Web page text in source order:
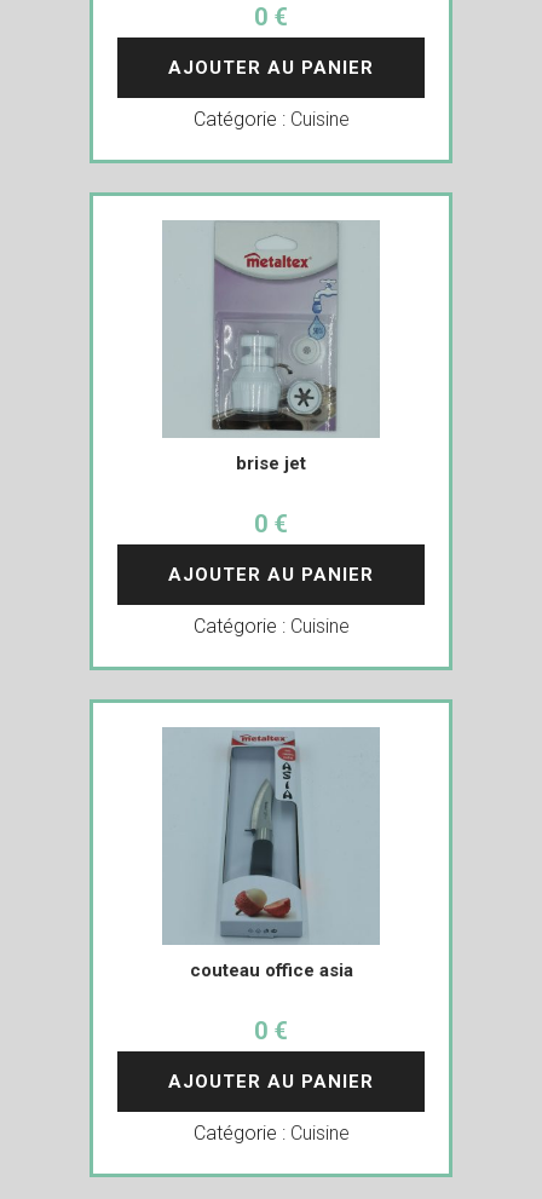
0 €
AJOUTER AU PANIER
Catégorie : Cuisine
brise jet
0 €
AJOUTER AU PANIER
Catégorie : Cuisine
couteau office asia
0 €
AJOUTER AU PANIER
Catégorie : Cuisine